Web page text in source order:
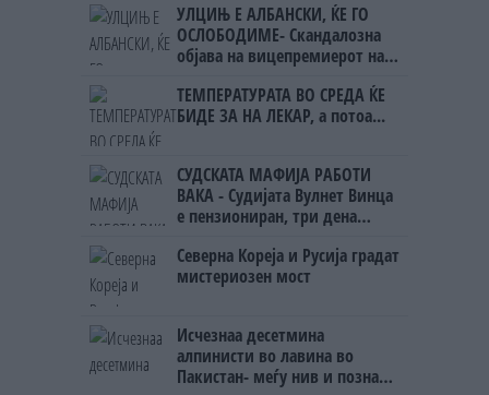
УЛЦИЊ Е АЛБАНСКИ, ЌЕ ГО
ОСЛОБОДИМЕ- Скандалозна
објава на вицепремиерот на
ТЕМПЕРАТУРАТА ВО СРЕДА ЌЕ
БИДЕ ЗА НА ЛЕКАР, а потоа...
СУДСКАТА МАФИЈА РАБОТИ
ВАКА - Судијата Вулнет Винца
е пензиониран, три дена
на бизнисменот Марковски
Северна Кореја и Русија градат
мистериозен мост
Исчезнаа десетмина
алпинисти во лавина во
Пакистан- меѓу нив и познат